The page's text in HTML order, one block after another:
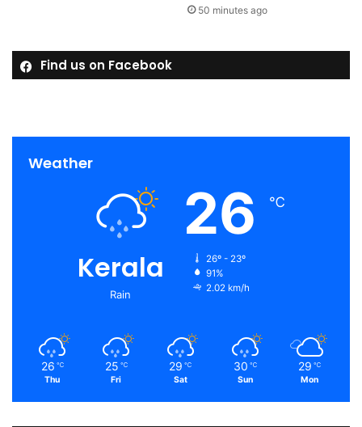
50 minutes ago
Find us on Facebook
Weather
Kerala
Rain
26 ℃
26º - 23º
91%
2.02 km/h
26 ℃
Thu
25 ℃
Fri
29 ℃
Sat
30 ℃
Sun
29 ℃
Mon